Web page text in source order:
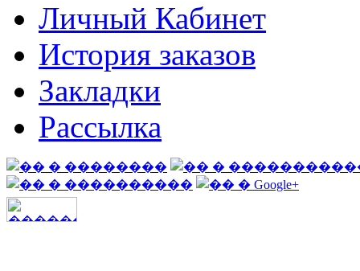
Личный Кабинет
История заказов
Закладки
Рассылка